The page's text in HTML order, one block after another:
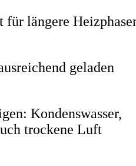
für längere
geladen
Kondenswasser,
trockene Luft